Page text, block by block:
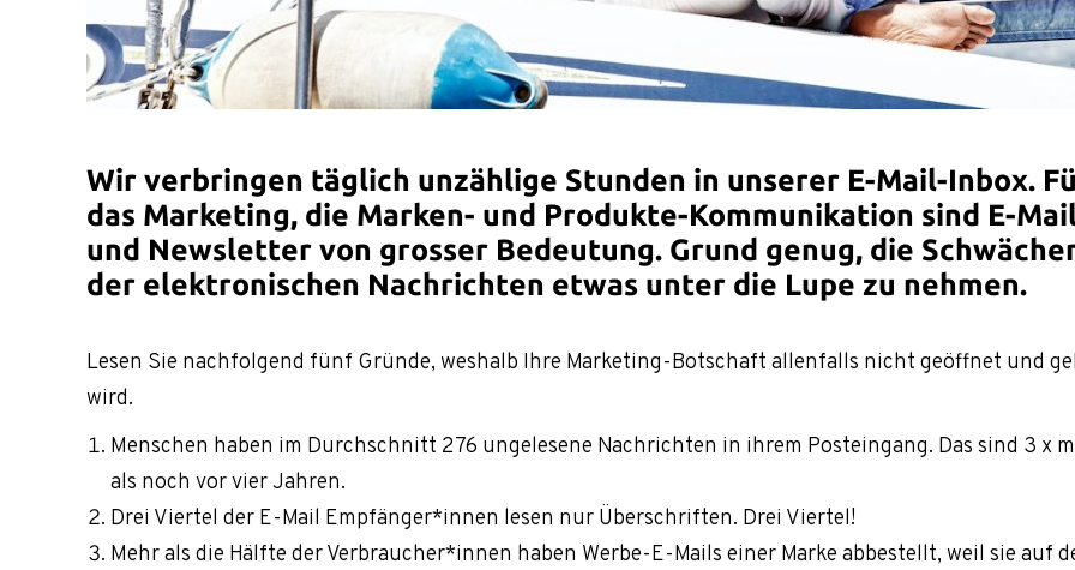
Wir verbringen täglich unzählige Stunden in unserer E-Mail-Inbox.
das Marketing, die Marken- und Produkte-Kommunikation sind E-
und Newsletter von grosser Bedeutung. Grund genug, die
der elektronischen Nachrichten etwas unter die Lupe zu nehmen.
Lesen Sie nachfolgend fünf Gründe, weshalb Ihre Marketing-Botschaft allenfalls nicht geöffnet und
wird.
Menschen haben im Durchschnitt 276 ungelesene Nachrichten in ihrem Posteingang. Das sind 3 x
als noch vor vier Jahren.
Drei Viertel der E-Mail Empfänger*innen lesen nur Überschriften. Drei Viertel!
Mehr als die Hälfte der Verbraucher*innen haben Werbe-E-Mails einer Marke abbestellt, weil sie auf